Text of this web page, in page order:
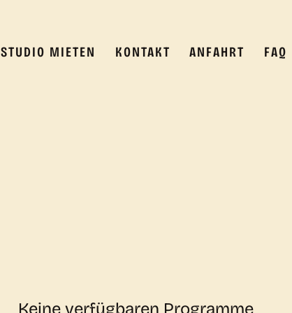
STUDIO MIETEN KONTAKT ANFAHRT FAQ
Keine verfügbaren Programme